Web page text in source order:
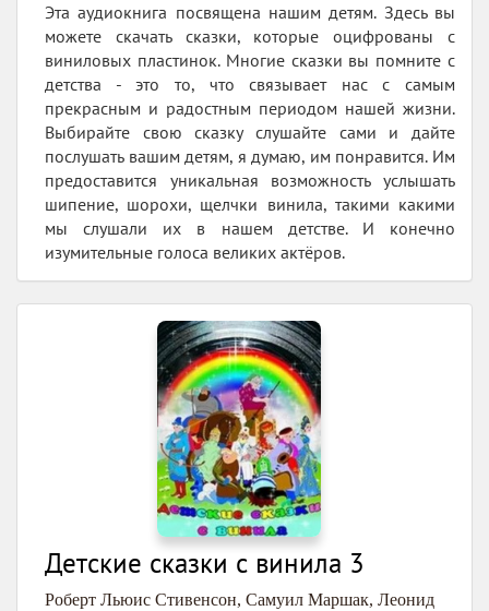
Эта аудиокнига посвящена нашим детям. Здесь вы
можете скачать сказки, которые оцифрованы с
виниловых пластинок. Многие сказки вы помните с
детства - это то, что связывает нас с самым
прекрасным и радостным периодом нашей жизни.
Выбирайте свою сказку слушайте сами и дайте
послушать вашим детям, я думаю, им понравится. Им
предоставится уникальная возможность услышать
шипение, шорохи, щелчки винила, такими какими
мы слушали их в нашем детстве. И конечно
изумительные голоса великих актёров.
Детские сказки с винила 3
Роберт Льюис Стивенсон, Самуил Маршак, Леонид